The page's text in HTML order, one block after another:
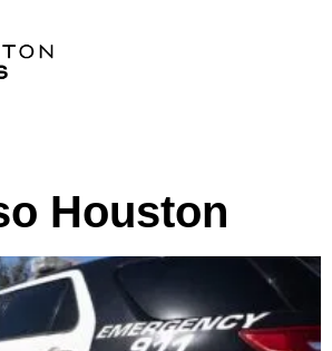
Houston